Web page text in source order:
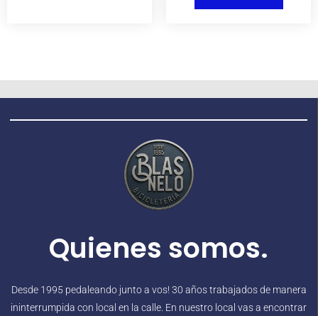
Quienes somos.
Desde 1995 pedaleando junto a vos! 30 años trabajados de manera
ininterrumpida con local en la calle. En nuestro local vas a encontrar